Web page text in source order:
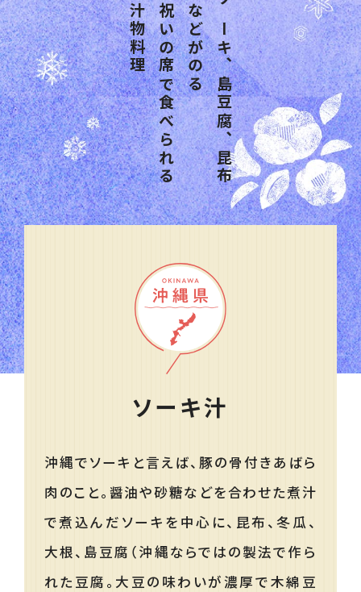
ソ
ー
キ
、
島
豆
腐
、
昆
布
な
ど
が
の
る
祝
い
の
席
で
食
べ
ら
れ
る
汁
物
料
理
ソーキ汁
沖縄でソーキと言えば、豚の骨付きあばら
肉のこと。醤油や砂糖などを合わせた煮汁
で煮込んだソーキを中心に、昆布、冬瓜、
大根、島豆腐（沖縄ならではの製法で作ら
れた豆腐。大豆の味わいが濃厚で木綿豆